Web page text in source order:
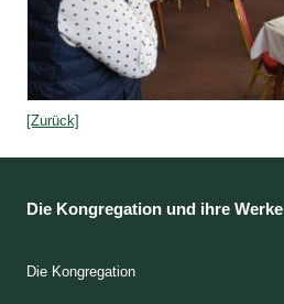
[Zurück]
Die Kongregation und ihre Werke
Die Kongregation